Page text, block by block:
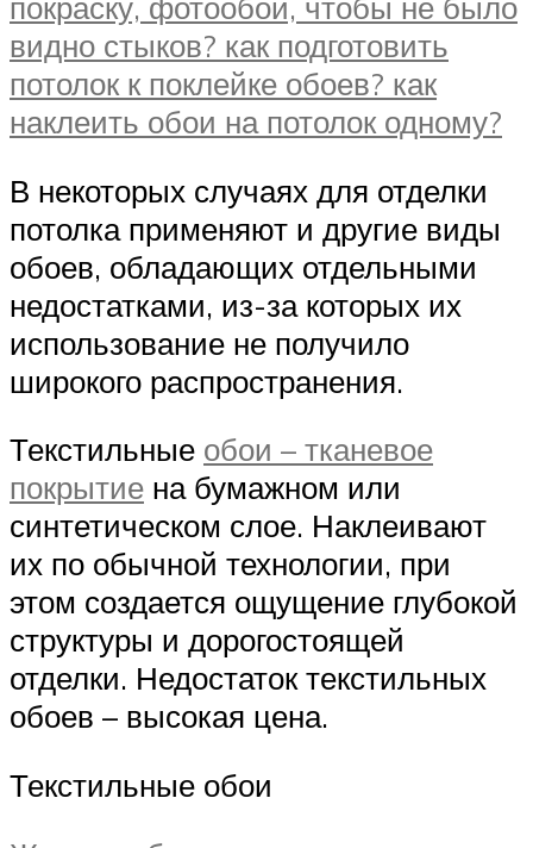
В некоторых случаях для отделки
потолка применяют и другие виды
обоев, обладающих отдельными
недостатками, из-за которых их
использование не получило
широкого распространения.
Текстильные обои – тканевое
покрытие на бумажном или
синтетическом слое. Наклеивают
их по обычной технологии, при
этом создается ощущение глубокой
структуры и дорогостоящей
отделки. Недостаток текстильных
обоев – высокая цена.
Текстильные обои